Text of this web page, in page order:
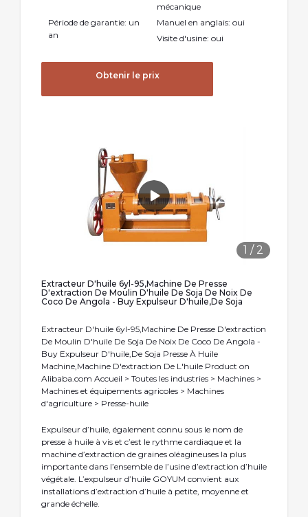
mécanique
Période de garantie: un
an
Manuel en anglais: oui
Visite d'usine: oui
Obtenir le prix
1 / 2
Extracteur D'huile 6yl-95,Machine De Presse
D'extraction De Moulin D'huile De Soja De Noix De
Coco De Angola - Buy Expulseur D'huile,De Soja
Extracteur D'huile 6yl-95,Machine De Presse D'extraction
De Moulin D'huile De Soja De Noix De Coco De Angola -
Buy Expulseur D'huile,De Soja Presse À Huile
Machine,Machine D'extraction De L'huile Product on
Alibaba.com Accueil > Toutes les industries > Machines >
Machines et équipements agricoles > Machines
d'agriculture > Presse-huile
Expulseur d’huile, également connu sous le nom de
presse à huile à vis et c’est le rythme cardiaque et la
machine d’extraction de graines oléagineuses la plus
importante dans l’ensemble de l’usine d’extraction d’huile
végétale. L’expulseur d’huile GOYUM convient aux
installations d’extraction d’huile à petite, moyenne et
grande échelle.